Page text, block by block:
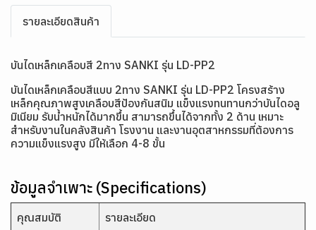
รายละเอียดสินค้า
บันไดเหล็กเคลือบสี 2ทาง SANKI รุ่น LD-PP2
บันไดเหล็กเคลือบสีแบบ 2ทาง SANKI รุ่น LD-PP2 โครงสร้าง
เหล็กคุณภาพสูงเคลือบสีป้องกันสนิม แข็งแรงทนทานกว่าบันไดอลู
มิเนียม รับน้ำหนักได้มากขึ้น สามารถขึ้นได้จากทั้ง 2 ด้าน เหมาะ
สำหรับงานในคลังสินค้า โรงงาน และงานอุตสาหกรรมที่ต้องการ
ความแข็งแรงสูง มีให้เลือก 4-8 ขั้น
ข้อมูลจำเพาะ (Specifications)
คุณสมบัติ รายละเอียด